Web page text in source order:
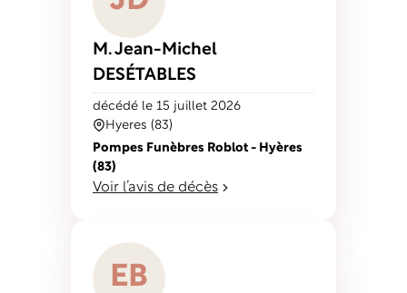
M. Jean-Michel
DESÉTABLES
Hyeres (83)
décédé le 15 juillet 2026
Pompes Funèbres Roblot - Hyères
(83)
Voir l’avis de décès
E B